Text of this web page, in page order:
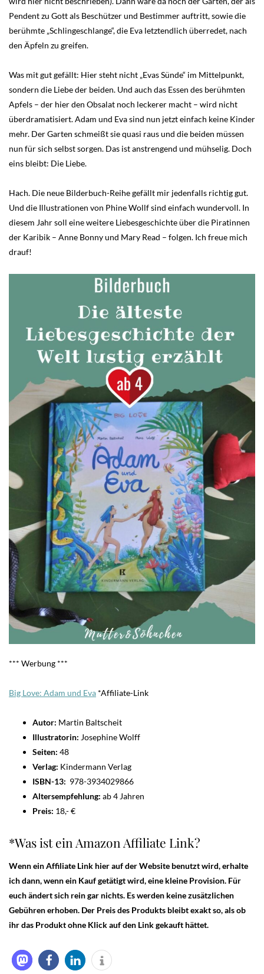
Pendent zu Gott als Beschützer und Bestimmer auftritt, sowie die
berühmte „Schlingeschlange“, die Eva letztendlich überredet, nach
den Äpfeln zu greifen.
Was mit gut gefällt: Hier steht nicht „Evas Sünde“ im Mittelpunkt,
sondern die Liebe der beiden. Und auch das Essen des berühmten
Apfels – der hier den Obsalat noch leckerer macht – wird nicht
überdramatisiert. Adam und Eva sind nun jetzt einfach keine Kinder
mehr. Der Garten schmeißt sie quasi raus und die beiden müssen
nun für sich selbst sorgen. Das ist anstrengend und mühselig. Doch
eins bleibt: Die Liebe.
Hach. Die neue Bilderbuch-Reihe gefällt mir jedenfalls richtig gut.
Und die Illustrationen von Phine Wollf sind einfach wundervoll. In
diesem Jahr soll eine weitere Liebesgeschichte über die Piratinnen
der Karibik – Anne Bonny und Mary Read – folgen. Ich freue mich
drauf!
*** Werbung ***
Big Love: Adam und Eva *Affiliate-Link
Autor: Martin Baltscheit
Illustratorin: Josephine Wolff
Seiten: 48
Verlag: Kindermann Verlag
ISBN-13: 978-3934029866
Altersempfehlung: ab 4 Jahren
Preis: 18,- €
*Was ist ein Amazon Affiliate Link?
Wenn ein Affiliate Link hier auf der Website benutzt wird, erhalte
ich dann, wenn ein Kauf getätigt wird, eine kleine Provision. Für
euch ändert sich rein gar nichts. Es werden keine zusätzlichen
Gebühren erhoben. Der Preis des Produkts bleibt exakt so, als ob
ihr das Produkt ohne Klick auf den Link gekauft hättet.